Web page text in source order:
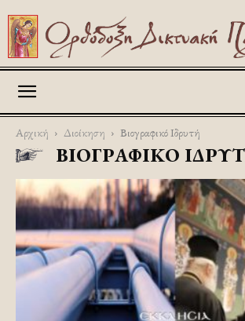
Αρχική Διοίκηση Βιογραφικό Ιδρυτή
ΒΙΟΓΡΑΦΙΚΌ